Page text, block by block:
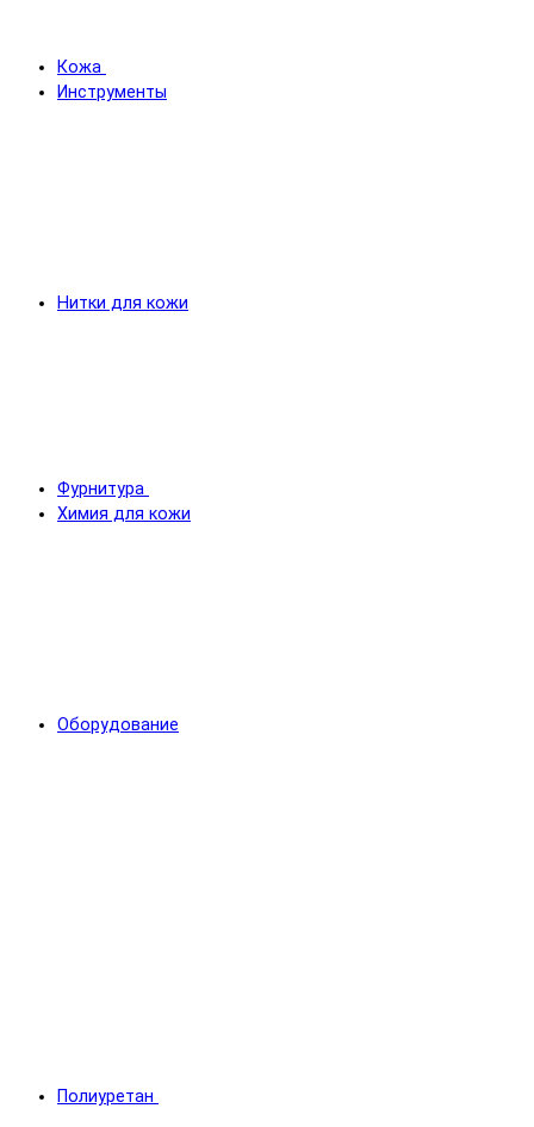
Кожа
Инструменты
Нитки для кожи
Фурнитура
Химия для кожи
Оборудование
Полиуретан